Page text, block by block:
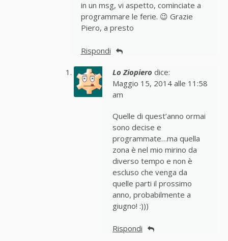
in un msg, vi aspetto, cominciate a
programmare le ferie. 😉 Grazie
Piero, a presto
Rispondi
Lo Ziopiero dice:
Maggio 15, 2014 alle 11:58
am
Quelle di quest’anno ormai
sono decise e
programmate…ma quella
zona è nel mio mirino da
diverso tempo e non è
escluso che venga da
quelle parti il prossimo
anno, probabilmente a
giugno! :)))
Rispondi